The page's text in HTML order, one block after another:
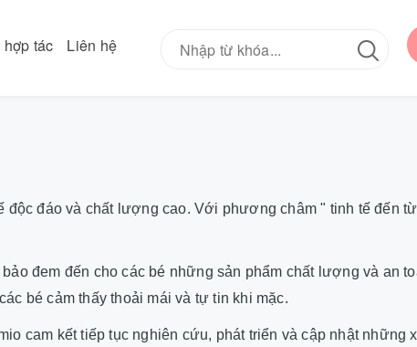
hợp tác Liên hệ
đáo và chất lượng cao. Với phương châm " tinh tế đến
đem đến cho các bé những sản phẩm chất lượng và an
bé cảm thấy thoải mái và tự tin khi mặc.
cam kết tiếp tục nghiên cứu, phát triển và cập nhật